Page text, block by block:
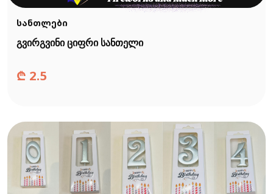
სანთლები
გვირგვინი ციფრი სანთელი
₾ 2.5